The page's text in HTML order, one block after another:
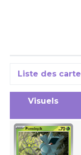
Liste des
Visuels